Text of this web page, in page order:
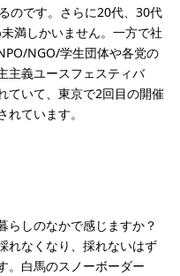
のです。さらに20代、30代
満しかいません。一方で社
NGO/学生団体や各党の
主義ユースフェスティバ
ていて、東京で2回目の開催
ています。
らしのなかで感じますか？
れなくなり、採れないはず
。白馬のスノーボーダー